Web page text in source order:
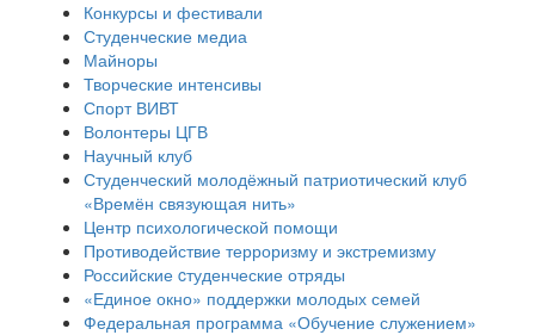
Конкурсы и фестивали
Студенческие медиа
Майноры
Творческие интенсивы
Спорт ВИВТ
Волонтеры ЦГВ
Научный клуб
Студенческий молодёжный патриотический клуб
«Времён связующая нить»
Центр психологической помощи
Противодействие терроризму и экстремизму
Российские cтуденческие отряды
«Единое окно» поддержки молодых семей
Федеральная программа «Обучение служением»